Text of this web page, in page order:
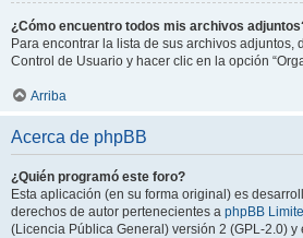
¿Cómo encuentro todos mis archivos
Para encontrar la lista de sus archivos adjuntos,
Control de Usuario y hacer clic en la opción
Arriba
Acerca de phpBB
¿Quién programó este foro?
Esta aplicación (en su forma original) es
derechos de autor pertenecientes a phpBB
(Licencia Pública General) versión 2 (GPL-2.0)